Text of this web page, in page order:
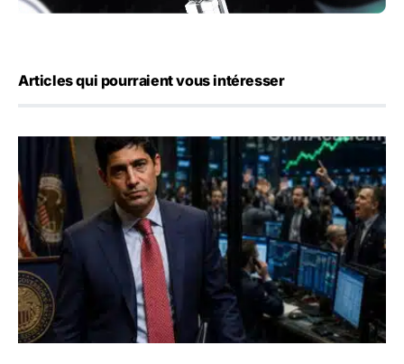
Articles qui pourraient vous intéresser
Emploi américain : 23 000 postes détruits en juillet, les